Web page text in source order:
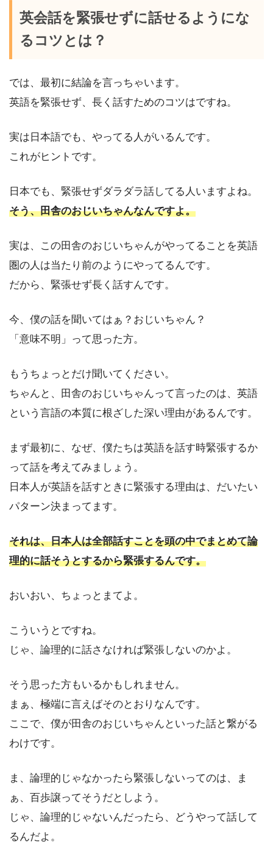
英会話を緊張せずに話せるようにな
るコツとは？
では、最初に結論を言っちゃいます。
英語を緊張せず、長く話すためのコツはですね。
実は日本語でも、やってる人がいるんです。
これがヒントです。
日本でも、緊張せずダラダラ話してる人いますよね。
そう、田舎のおじいちゃんなんですよ。
実は、この田舎のおじいちゃんがやってることを英語
圏の人は当たり前のようにやってるんです。
だから、緊張せず長く話すんです。
今、僕の話を聞いてはぁ？おじいちゃん？
「意味不明」って思った方。
もうちょっとだけ聞いてください。
ちゃんと、田舎のおじいちゃんって言ったのは、英語
という言語の本質に根ざした深い理由があるんです。
まず最初に、なぜ、僕たちは英語を話す時緊張するか
って話を考えてみましょう。
日本人が英語を話すときに緊張する理由は、だいたい
パターン決まってます。
それは、日本人は全部話すことを頭の中でまとめて論
理的に話そうとするから緊張するんです。
おいおい、ちょっとまてよ。
こういうとですね。
じゃ、論理的に話さなければ緊張しないのかよ。
そう思った方もいるかもしれません。
まぁ、極端に言えばそのとおりなんです。
ここで、僕が田舎のおじいちゃんといった話と繋がる
わけです。
ま、論理的じゃなかったら緊張しないってのは、ま
ぁ、百歩譲ってそうだとしよう。
じゃ、論理的じゃないんだったら、どうやって話して
るんだよ。